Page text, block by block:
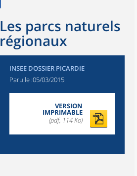
Les parcs naturels
régionaux
INSEE DOSSIER PICARDIE
Paru le :05/03/2015
VERSION
IMPRIMABLE
(pdf, 114 Ko)